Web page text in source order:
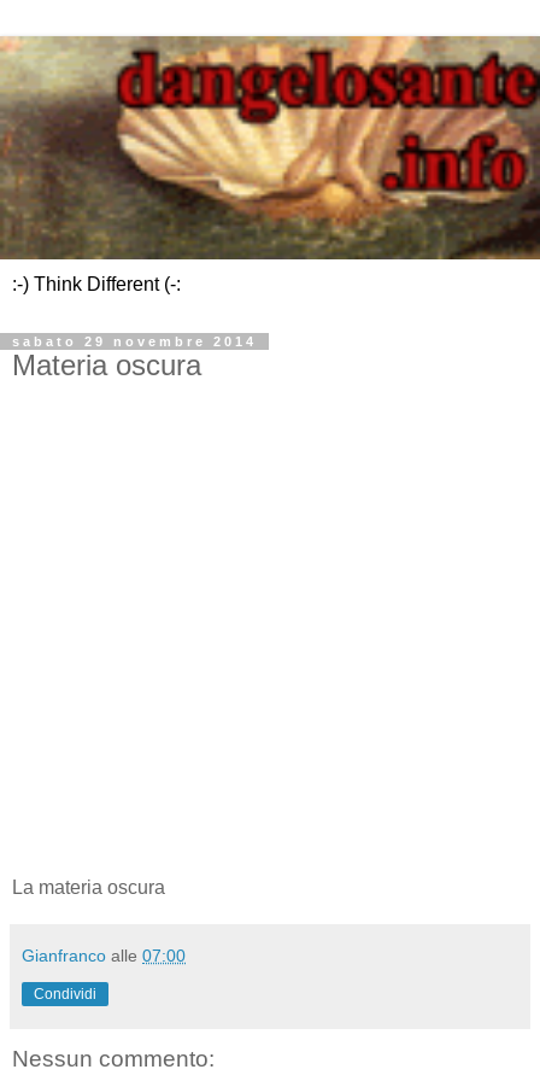
:-) Think Different (-:
sabato 29 novembre 2014
Materia oscura
La materia oscura
Gianfranco alle 07:00
Condividi
Nessun commento: